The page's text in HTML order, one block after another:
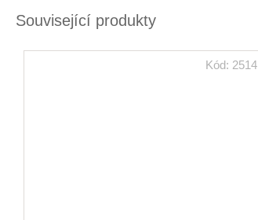
Související produkty
Kód: 2514